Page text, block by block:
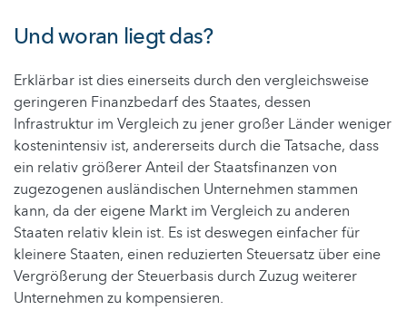
Und woran liegt das?
Erklärbar ist dies einerseits durch den vergleichsweise
geringeren Finanzbedarf des Staates, dessen
Infrastruktur im Vergleich zu jener großer Länder weniger
kostenintensiv ist, andererseits durch die Tatsache, dass
ein relativ größerer Anteil der Staatsfinanzen von
zugezogenen ausländischen Unternehmen stammen
kann, da der eigene Markt im Vergleich zu anderen
Staaten relativ klein ist. Es ist deswegen einfacher für
kleinere Staaten, einen reduzierten Steuersatz über eine
Vergrößerung der Steuerbasis durch Zuzug weiterer
Unternehmen zu kompensieren.